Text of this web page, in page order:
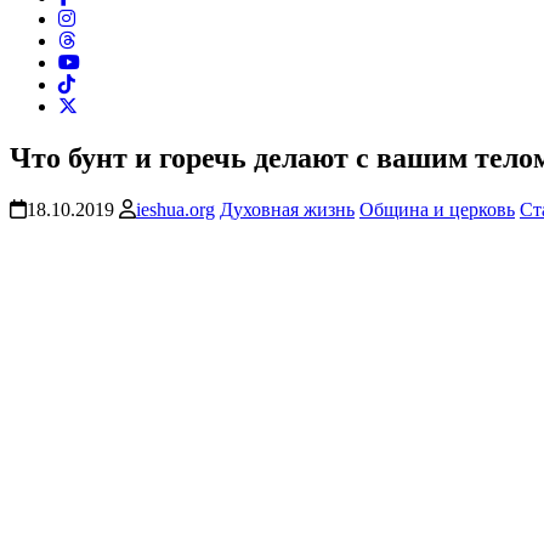
Что бунт и горечь делают с вашим
18.10.2019 ieshua.org Духовная жизнь Община и церковь